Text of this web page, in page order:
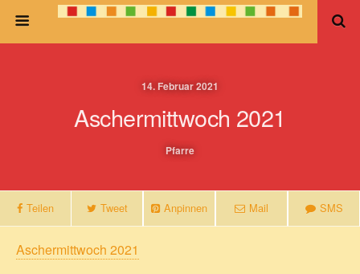
14. Februar 2021
Aschermittwoch 2021
Pfarre
Teilen Tweet Anpinnen Mail SMS
Aschermittwoch 2021